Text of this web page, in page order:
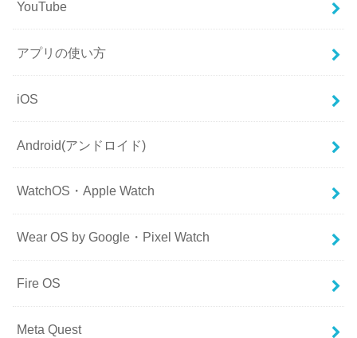
YouTube
アプリの使い方
iOS
Android(アンドロイド)
WatchOS・Apple Watch
Wear OS by Google・Pixel Watch
Fire OS
Meta Quest